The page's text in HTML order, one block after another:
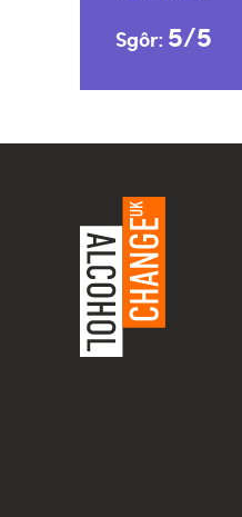
Sgôr: 5/5